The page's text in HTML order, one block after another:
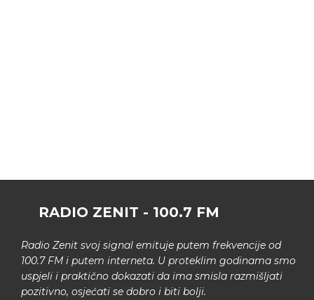
RADIO ZENIT - 100.7 FM
Radio Zenit svoj signal emituje putem frekvencije od
100.7 FM i putem interneta. U proteklim godinama smo
uspjeli i praktično dokazati da ima smisla razmišljati
pozitivno, osjećati se dobro i biti bolji.